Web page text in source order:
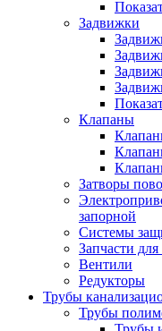
Задвижки
Клапаны
Затворы
запорной
Системы
Запчасти
Вентили
Редукторы
Трубы
Трубы